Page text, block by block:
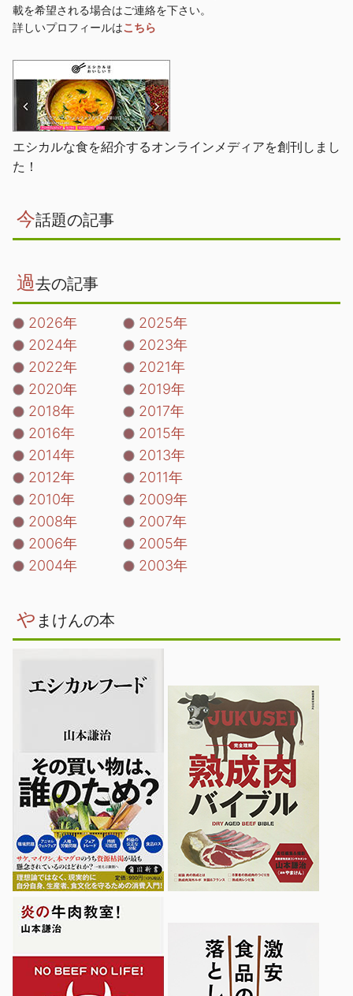
載を希望される場合はご連絡を下さい。
詳しいプロフィールはこちら
エシカルな食を紹介するオンラインメディアを創刊しまし
た！
今話題の記事
過去の記事
2026年
2025年
2024年
2023年
2022年
2021年
2020年
2019年
2018年
2017年
2016年
2015年
2014年
2013年
2012年
2011年
2010年
2009年
2008年
2007年
2006年
2005年
2004年
2003年
や まけんの本